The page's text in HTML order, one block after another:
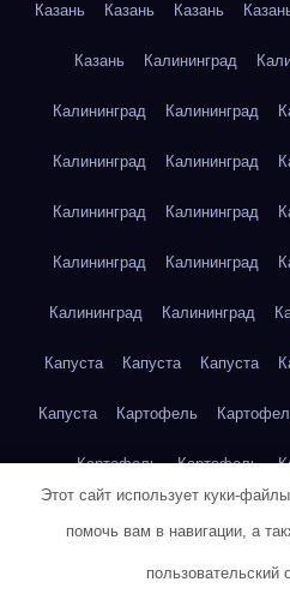
Казань Казань Казань
Казань Калининград
Калининград Калининград
Калининград Калининград
Калининград Калининград
Калининград Калининград
Калининград Калининград
Капуста Капуста Капуста
Капуста Картофель
Картофель Картофель
Этот сайт использует куки-
помочь вам в навигации, а
пользовательский